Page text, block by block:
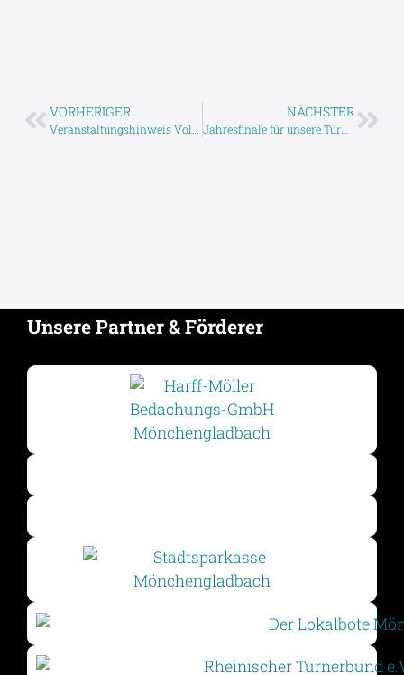
VORHERIGER
Veranstaltungshinweis Volleyball Landesliga
NÄCHSTER
Jahresfinale für unsere Turnerinnen
Unsere Partner & Förderer